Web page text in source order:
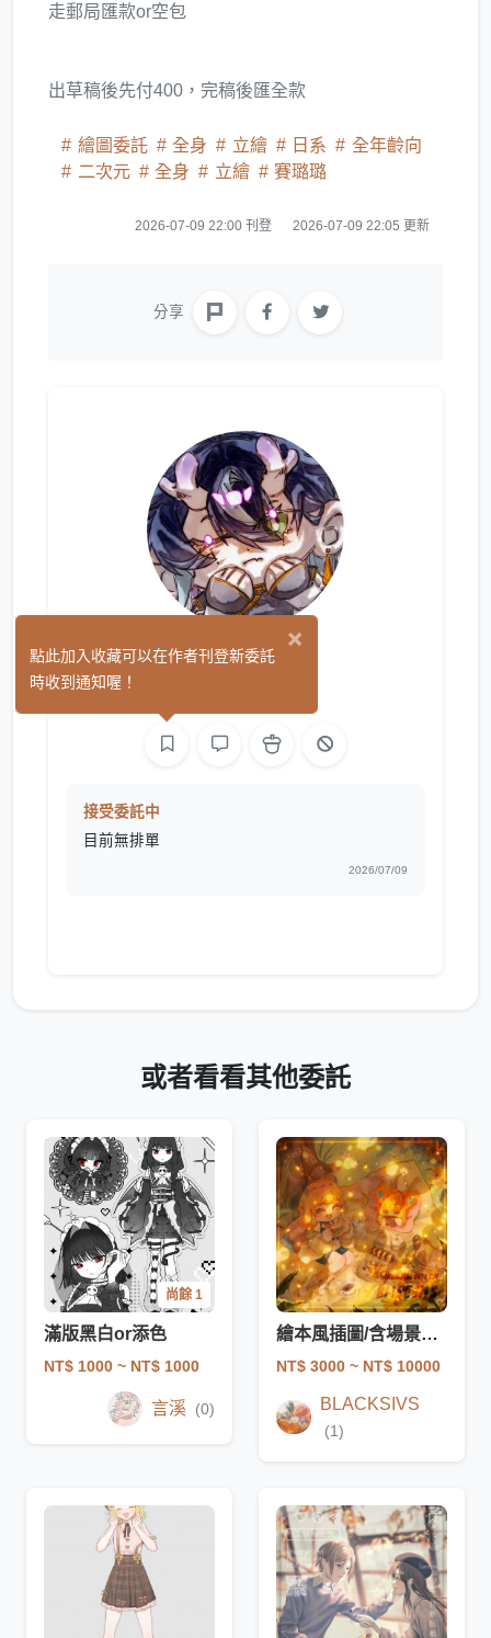
走郵局匯款or空包
出草稿後先付400，完稿後匯全款
繪圖委託 全身 立繪 日系
全年齡向
二次元
全身 立繪 賽璐璐
2026-07-09 22:00 刊登 2026-07-09 22:05 更新
分享
葟櫻 (0)
接受委託中
目前無排單
2026/07/09
或者看看其他委託
尚餘 1
滿版黑白or添色
NT$ 1000 ~ NT$ 1000
言溪 (0)
繪本風插圖/含場景（正式營運
NT$ 3000 ~ NT$ 10000
BLACKSIVS
(1)
×
點此加入收藏可以在作者刊登新委託
時收到通知喔！